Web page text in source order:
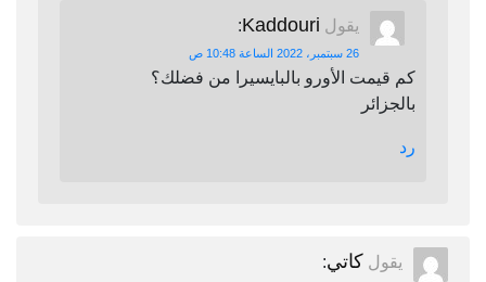
يقول Kaddouri
:
26 سبتمبر، 2022 الساعة 10:48 ص
كم قيمت الأورو بالبايسيرا من فضلك؟
بالجزائر
رد
يقول كاتي: